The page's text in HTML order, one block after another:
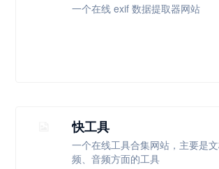
一个在线 exif 数据提取器网站
快工具
一个在线工具合集网站，主要是
频、音频方面的工具